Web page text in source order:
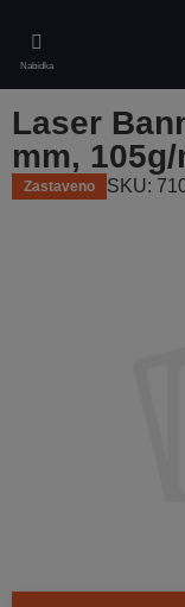
main
content
Nabídka
Laser
mm,
Zastaveno SKU: